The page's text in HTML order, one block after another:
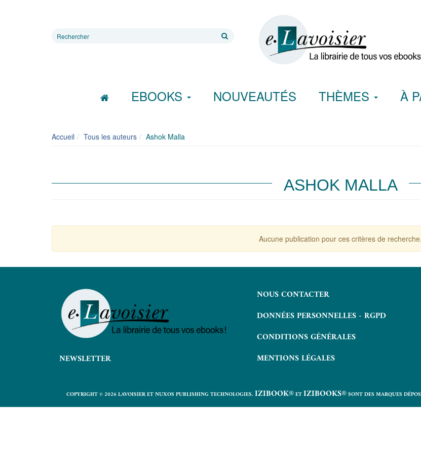
Rechercher
EBOOKS NOUVEAUTÉS THÈMES À
Accueil Tous les auteurs Ashok Malla
ASHOK MALLA
Aucune publication pour ces critères de recherche.
NEWSLETTER
NOUS CONTACTER
DONNÉES PERSONNELLES - RGPD
CONDITIONS GÉNÉRALES
MENTIONS LÉGALES
COPYRIGHT © 2026 LAVOISIER ET NUXOS PUBLISHING TECHNOLOGIES. IZIBOOK®ETIZIBOOKS®SONT DES MARQUES